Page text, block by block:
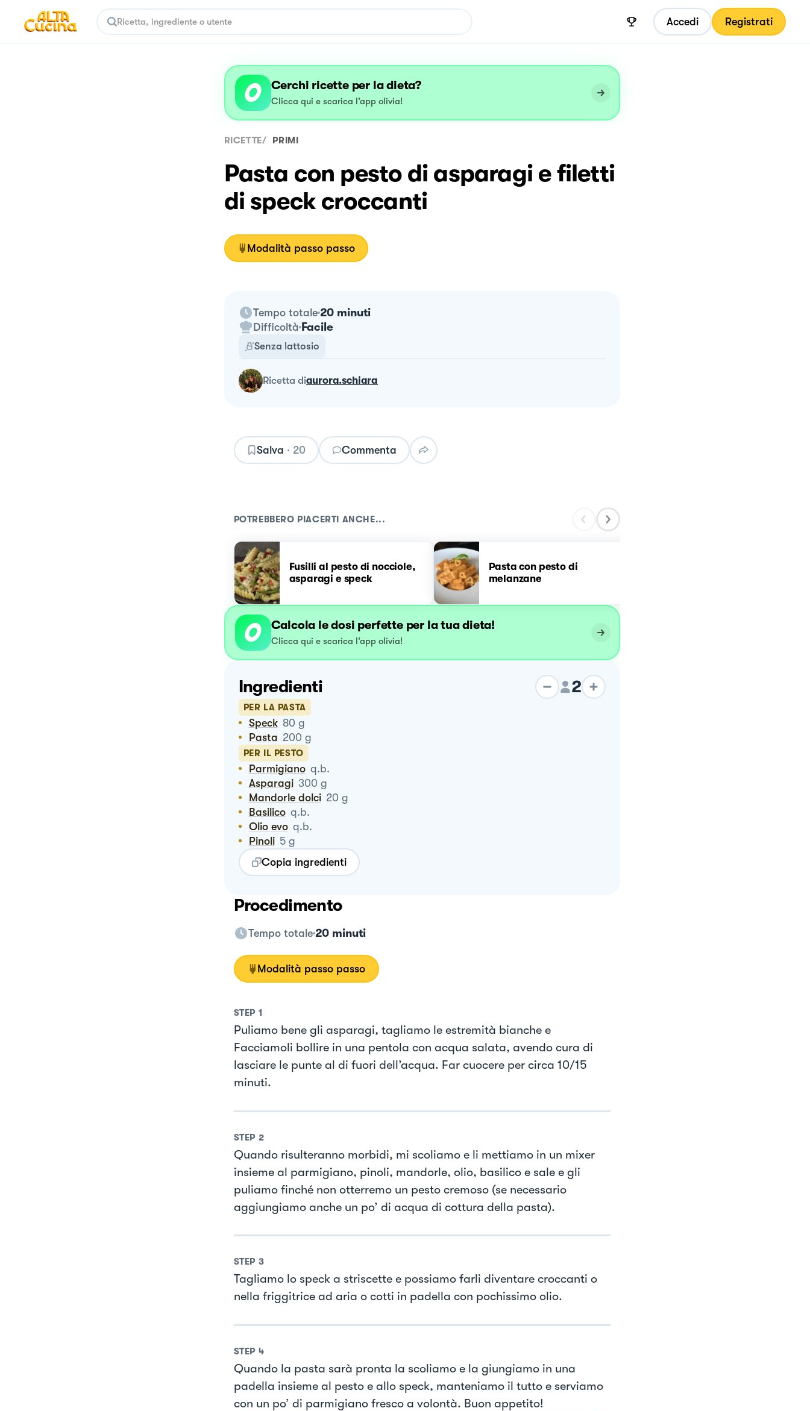
Accedi Registrati
Cerchi ricette per la dieta?
Clicca qui e scarica l’app olivia!
RICETTE/ PRIMI
Pasta con pesto di asparagi e filetti
di speck croccanti
Modalità passo passo
Tempo totale 20 minuti
Difficoltà Facile
Senza lattosio
ricetta diaurora.schiara
Salva · 20 Commenta
POTREBBERO PIACERTI ANCHE...
Fusilli al pesto di nocciole,
asparagi e speck
Pasta con pesto di
melanzane
Calcola le dosi perfette per la tua dieta!
Clicca qui e scarica l’app olivia!
Ingredienti 2
PER LA PASTA
Speck 80 g
Pasta 200 g
PER IL PESTO
Parmigiano q.b.
Asparagi 300 g
Mandorle dolci 20 g
Basilico q.b.
Olio evo q.b.
Pinoli 5 g
Copia ingredienti
Procedimento
Tempo totale 20 minuti
Modalità passo passo
STEP 1
Puliamo bene gli asparagi, tagliamo le estremità bianche e
Facciamoli bollire in una pentola con acqua salata, avendo cura di
lasciare le punte al di fuori dell’acqua. Far cuocere per circa 10/15
minuti.
STEP 2
Quando risulteranno morbidi, mi scoliamo e li mettiamo in un mixer
insieme al parmigiano, pinoli, mandorle, olio, basilico e sale e gli
puliamo finché non otterremo un pesto cremoso (se necessario
aggiungiamo anche un po’ di acqua di cottura della pasta).
STEP 3
Tagliamo lo speck a striscette e possiamo farli diventare croccanti o
nella friggitrice ad aria o cotti in padella con pochissimo olio.
STEP 4
Quando la pasta sarà pronta la scoliamo e la giungiamo in una
padella insieme al pesto e allo speck, manteniamo il tutto e serviamo
con un po’ di parmigiano fresco a volontà. Buon appetito!